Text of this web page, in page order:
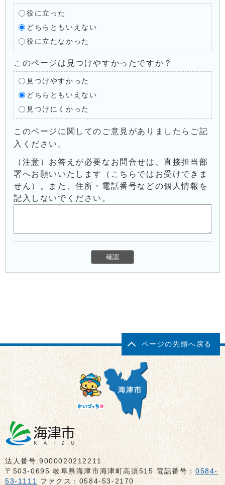
役に立った
どちらともいえない
役に立たなかった
このページは見つけやすかったですか？
見つけやすかった
どちらともいえない
見つけにくかった
このページに関してのご意見がありましたらご記
入ください。
（注意）お答えが必要なお問合せは、直接担当部
署へお願いいたします（こちらではお受けできま
せん）。また、住所・電話番号などの個人情報を
記入しないでください。
ページの先頭へ戻る
法人番号:9000020212211
〒503-0695 岐阜県海津市海津町高須515 電話番号：0584-
53-1111 ファクス：0584-53-2170